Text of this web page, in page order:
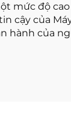
mức độ
cậy của
hành của